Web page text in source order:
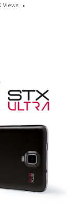
Views